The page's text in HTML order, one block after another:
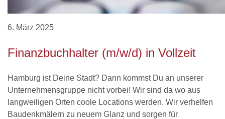
6. März 2025
Finanzbuchhalter (m/w/d) in Vollzeit
Hamburg ist Deine Stadt? Dann kommst Du an unserer
Unternehmensgruppe nicht vorbei! Wir sind da wo aus
langweiligen Orten coole Locations werden. Wir verhelfen
Baudenkmälern zu neuem Glanz und sorgen für